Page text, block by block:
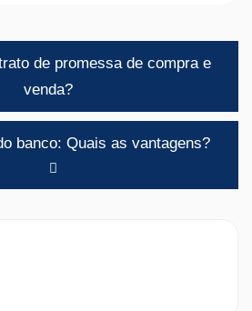
de promessa de compra e
venda?
banco: Quais as vantagens?